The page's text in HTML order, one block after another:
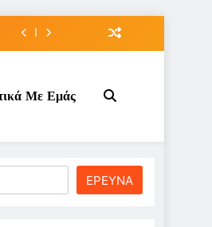
Με Εμάς
ΕΡΕΥΝΑ